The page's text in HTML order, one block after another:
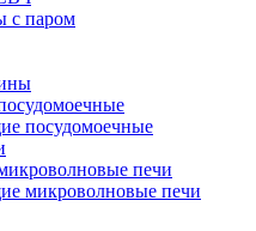
с паром
посудомоечные
печи
микроволновые печи